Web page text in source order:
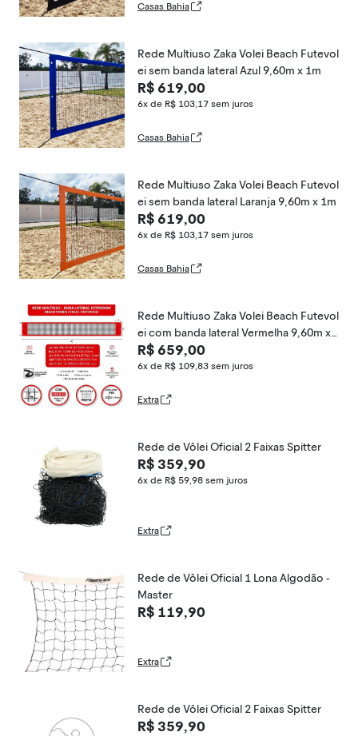
Casas Bahia
Rede Multiuso Zaka Volei Beach Futevol
ei sem banda lateral Azul 9,60m x 1m
R$ 619,00
6x de R$ 103,17 sem juros
Casas Bahia
Rede Multiuso Zaka Volei Beach Futevol
ei sem banda lateral Laranja 9,60m x 1m
R$ 619,00
6x de R$ 103,17 sem juros
Casas Bahia
Rede Multiuso Zaka Volei Beach Futevol
ei com banda lateral Vermelha 9,60m x
1m
R$ 659,00
6x de R$ 109,83 sem juros
Extra
Rede de Vôlei Oficial 2 Faixas Spitter
R$ 359,90
6x de R$ 59,98 sem juros
Extra
Rede de Vôlei Oficial 1 Lona Algodão -
Master
R$ 119,90
Extra
Rede de Vôlei Oficial 2 Faixas Spitter
R$ 359,90